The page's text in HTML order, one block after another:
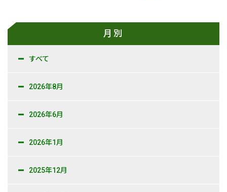
月別
すべて
2026年8月
2026年6月
2026年1月
2025年12月
一般採用 アグリ事業部